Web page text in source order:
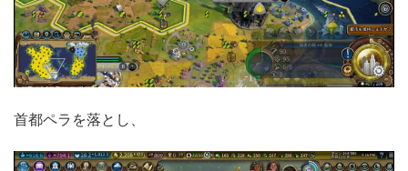
首都ペラを落とし、